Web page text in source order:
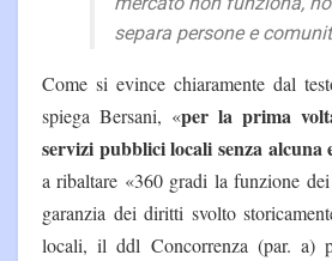
separa persone e
Come si evince chiaramente dal
spiega Bersani, «per la prima
servizi pubblici locali senza alcuna
a ribaltare «360 gradi la funzione
garanzia dei diritti svolto
locali, il ddl Concorrenza (par. a)